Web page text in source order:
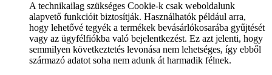
A technikailag szükséges Cookie-k csak weboldalunk
alapvető funkcióit biztosítják. Használhatók például arra,
hogy lehetővé tegyék a termékek bevásárlókosarába gyűjtését
vagy az ügyfélfiókba való bejelentkezést. Ez azt jelenti, hogy
semmilyen következtetés levonása nem lehetséges, így ebből
származó adatot soha nem adunk át harmadik félnek.